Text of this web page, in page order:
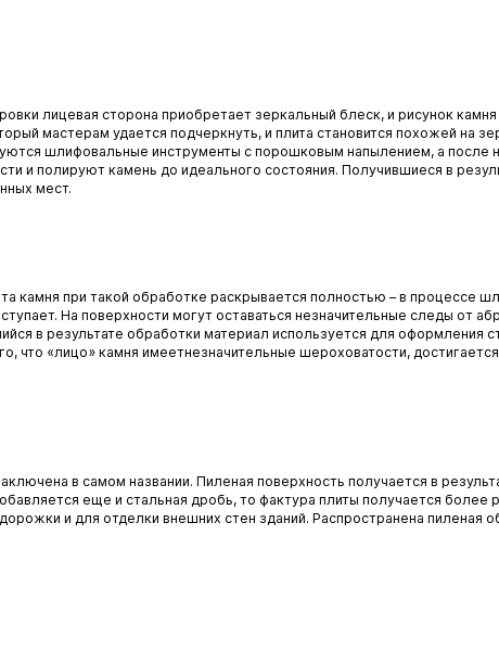
лицевая сторона приобретает зеркальный блеск, и рисунок
мастерам удается подчеркнуть, и плита становится похожей на
шлифовальные инструменты с порошковым напылением, а после
и полируют камень до идеального состояния. Получившиеся в
мест.
камня при такой обработке раскрывается полностью – в процессе
На поверхности могут оставаться незначительные следы от
в результате обработки материал используется для оформления
что «лицо» камня имеетнезначительные шероховатости,
в самом названии. Пиленая поверхность получается в
еще и стальная дробь, то фактура плиты получается более
и для отделки внешних стен зданий. Распространена пиленая